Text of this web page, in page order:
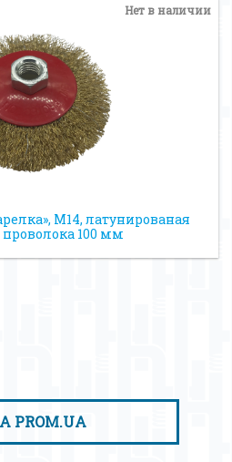
Нет в наличии
М14, латунированая
100 мм
PROM.UA